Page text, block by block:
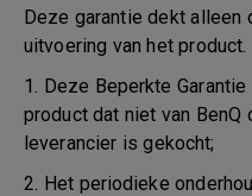
Deze garantie dekt alleen
uitvoering van het
1. Deze Beperkte
product dat niet van
leverancier is gekocht;
2. Het periodieke